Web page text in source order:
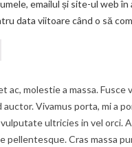
emailul și site-ul web în
data viitoare când o să
ac, molestie a massa. Fusce
auctor. Vivamus porta, mi a
ultricies in vel orci.
Cras massa